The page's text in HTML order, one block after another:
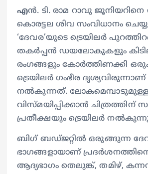
എൻ. ടി. രാമ റാവു
കൊരട്ടല ശിവ സംവിധാനം
‘ദേവര’യുടെ ട്രെയിലർ
തകർപ്പൻ ഡയലോകുകളും
രം​ഗങ്ങളും കോർത്തിണക്കി
ട്രെയിലർ ​ഗംഭീര ദൃശ്യവിരുന്നാണ്
നൽകുന്നത്. ലോകമെമ്പാടുമുള്ള
വിസ്മയിപ്പിക്കാൻ ചിത്രത്തിന്
പ്രതീക്ഷയും ട്രെയിലർ
ബിഗ് ബഡ്ജറ്റിൽ ഒരുങ്ങുന്ന
ഭാഗങ്ങളായാണ്
ആദ്യഭാഗം തെലുങ്ക്, തമിഴ്,